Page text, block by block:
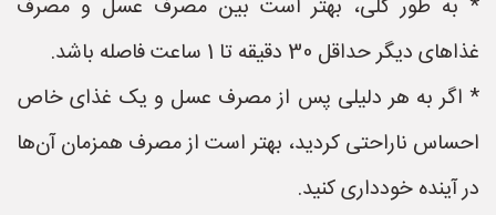
* به طور کلی، بهتر است بین مصرف عسل و مصرف
غذاهای دیگر حداقل 30 دقیقه تا 1 ساعت فاصله باشد.
* اگر به هر دلیلی پس از مصرف عسل و یک غذای خاص
احساس ناراحتی کردید، بهتر است از مصرف همزمان آن‌ها
در آینده خودداری کنید.